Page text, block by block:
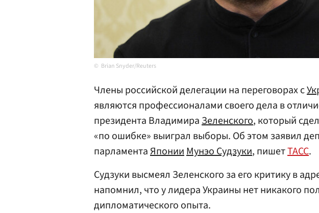
Brian Snyder/Reuters
Члены российской делегации на переговорах с
являются профессионалами своего дела в
президента ВладимираЗеленского, который
«по ошибке» выиграл выборы. Об этом заявил
парламентаЯпонииМунэо Судзуки, пишетТАСС.
Судзуки высмеял Зеленского за его критику в
напомнил, что у лидера Украины нет никакого
дипломатического опыта.